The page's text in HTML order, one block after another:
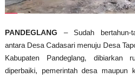
PANDEGLANG – Sudah bertahun-
antara Desa Cadasari menuju Desa
Kabupaten Pandeglang, dibiarkan
diperbaiki, pemerintah desa maupun